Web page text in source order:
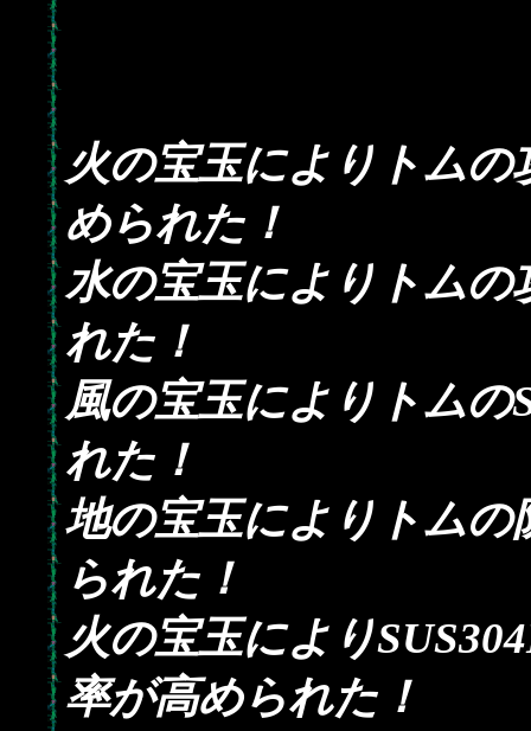
火の宝玉によりトム
められた！
水の宝玉によりトムの
れた！
風の宝玉によりトムの
れた！
地の宝玉によりトムの
られた！
火の宝玉により
率が高められた！